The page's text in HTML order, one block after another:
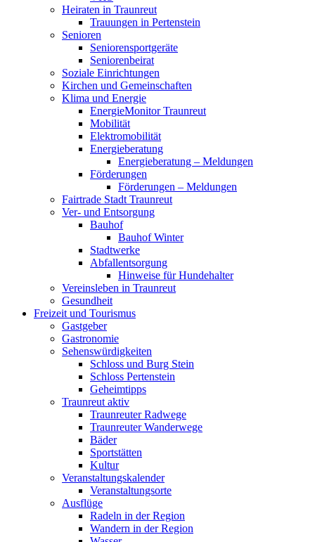
Heiraten in Traunreut
Trauungen in Pertenstein
Senioren
Seniorensportgeräte
Seniorenbeirat
Soziale Einrichtungen
Kirchen und Gemeinschaften
Klima und Energie
EnergieMonitor Traunreut
Mobilität
Elektromobilität
Energieberatung
Energieberatung – Meldungen
Förderungen
Förderungen – Meldungen
Fairtrade Stadt Traunreut
Ver- und Entsorgung
Bauhof
Bauhof Winter
Stadtwerke
Abfallentsorgung
Hinweise für Hundehalter
Vereinsleben in Traunreut
Gesundheit
Freizeit und Tourismus
Gastgeber
Gastronomie
Sehenswürdigkeiten
Schloss und Burg Stein
Schloss Pertenstein
Geheimtipps
Traunreut aktiv
Traunreuter Radwege
Traunreuter Wanderwege
Bäder
Sportstätten
Kultur
Veranstaltungskalender
Veranstaltungsorte
Ausflüge
Radeln in der Region
Wandern in der Region